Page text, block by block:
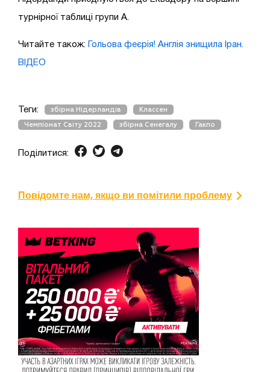
турнірної таблиці групи А.
Читайте також: Гольова феєрія! Англія знищила Іран.
ВІДЕО
Теги: збірна Нідерландів Классен
Чемпіонат Світу 2022 збірна Сенегалу Гакпо
Поділитися:
Повідомте нам, якщо ви помітили проблему